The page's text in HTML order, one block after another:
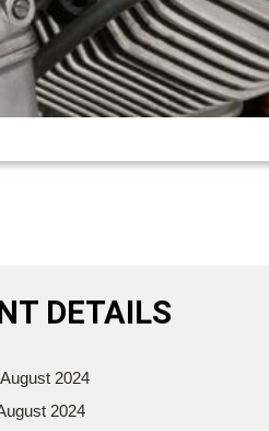
DETAILS
August 2024
2024